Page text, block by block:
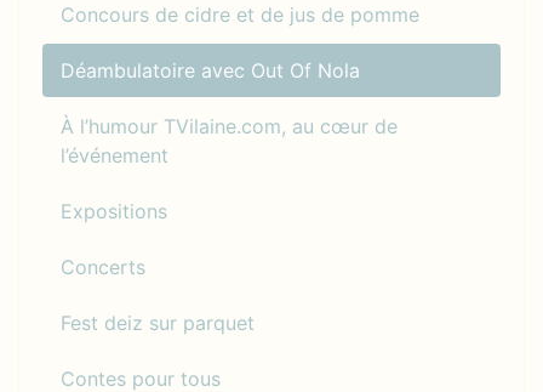
Concours de cidre et de jus de pomme
Déambulatoire avec Out Of Nola
À l’humour TVilaine.com, au cœur de
l’événement
Expositions
Concerts
Fest deiz sur parquet
Contes pour tous